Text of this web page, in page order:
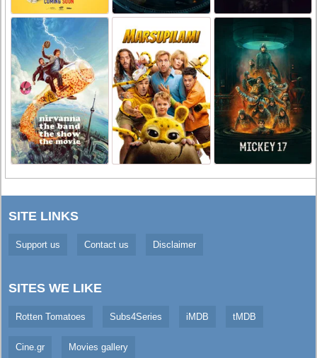
SITE LINKS
Support us Contact us Disclaimer
SITES WE LIKE
Rotten Tomatoes Subs4Series iMDB tMDB
Cine.gr Movies gallery